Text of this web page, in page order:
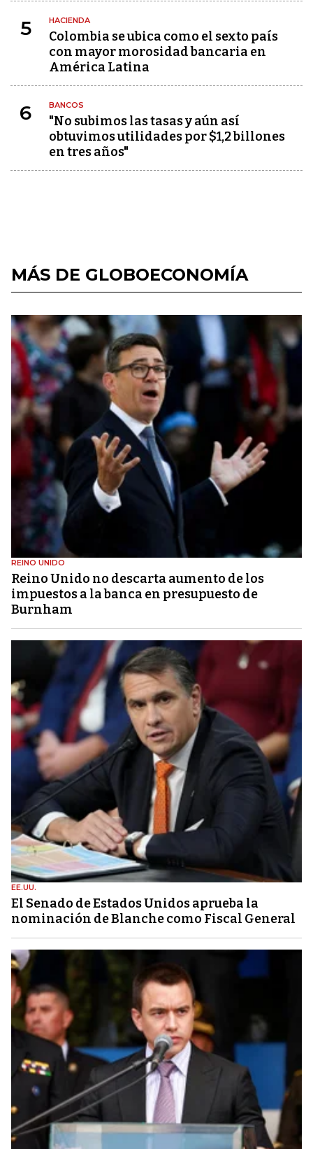
5 HACIENDA
Colombia se ubica como el sexto país
con mayor morosidad bancaria en
América Latina
6 BANCOS
"No subimos las tasas y aún así
obtuvimos utilidades por $1,2 billones
en tres años"
MÁS DE GLOBOECONOMÍA
REINO UNIDO
Reino Unido no descarta aumento de los
impuestos a la banca en presupuesto de
Burnham
EE.UU.
El Senado de Estados Unidos aprueba la
nominación de Blanche como Fiscal General